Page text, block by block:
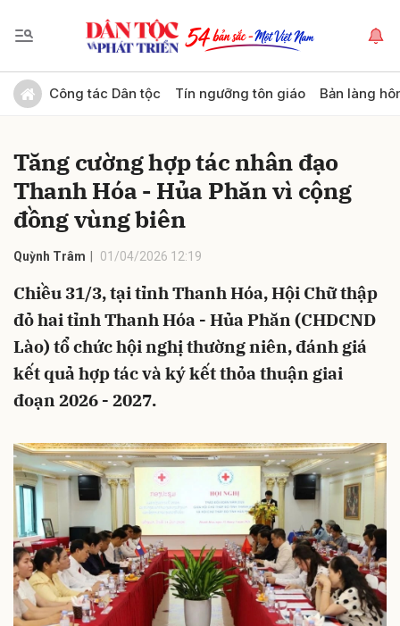
Công tác Dân tộc Tín ngưỡng tôn giáo Bản làng
Tăng cường hợp tác nhân đạo
Thanh Hóa - Hủa Phăn vì cộng
đồng vùng biên
Quỳnh Trâm 01/04/2026 12:19
Chiều 31/3, tại tỉnh Thanh Hóa, Hội Chữ thập
đỏ hai tỉnh Thanh Hóa - Hủa Phăn (CHDCND
Lào) tổ chức hội nghị thường niên, đánh giá
kết quả hợp tác và ký kết thỏa thuận giai
đoạn 2026 - 2027.
Gửi bình luận